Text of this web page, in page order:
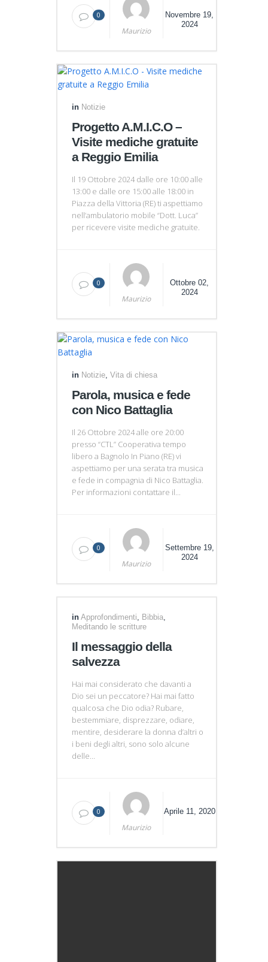
0
Maurizio
Novembre 19,
2024
in Notizie
Progetto A.M.I.C.O –
Visite mediche gratuite
a Reggio Emilia
Il 19 Ottobre 2024 dalle ore 10:00 alle
13:00 e dalle ore 15:00 alle 18:00 in
Piazza della Vittoria (RE) ti aspettiamo
nell’ambulatorio mobile “Dott. Luca”
per ricevere visite mediche gratuite.
0
Maurizio
Ottobre 02,
2024
in Notizie, Vita di chiesa
Parola, musica e fede
con Nico Battaglia
Il 26 Ottobre 2024 alle ore 20:00
presso “CTL” Cooperativa tempo
libero a Bagnolo In Piano (RE) vi
aspettiamo per una serata tra musica
e fede in compagnia di Nico Battaglia.
Per informazioni contattare il...
0
Maurizio
Settembre 19,
2024
in Approfondimenti, Bibbia,
Meditando le scritture
Il messaggio della
salvezza
Hai mai considerato che davanti a
Dio sei un peccatore? Hai mai fatto
qualcosa che Dio odia? Rubare,
bestemmiare, disprezzare, odiare,
mentire, desiderare la donna d’altri o
i beni degli altri, sono solo alcune
delle...
0
Maurizio
Aprile 11, 2020